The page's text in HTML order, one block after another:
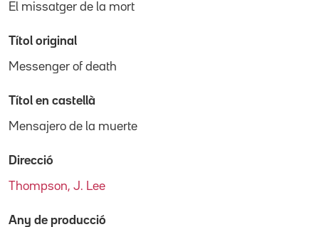
El missatger de la mort
Títol original
Messenger of death
Títol en castellà
Mensajero de la muerte
Direcció
Thompson, J. Lee
Any de producció